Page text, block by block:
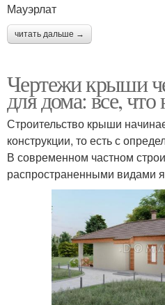
Мауэрлат
читать дальше →
Чертежи крыши
для дома: все,
Строительство крыши
конструкции, то есть с
В современном частном
распространенными видами